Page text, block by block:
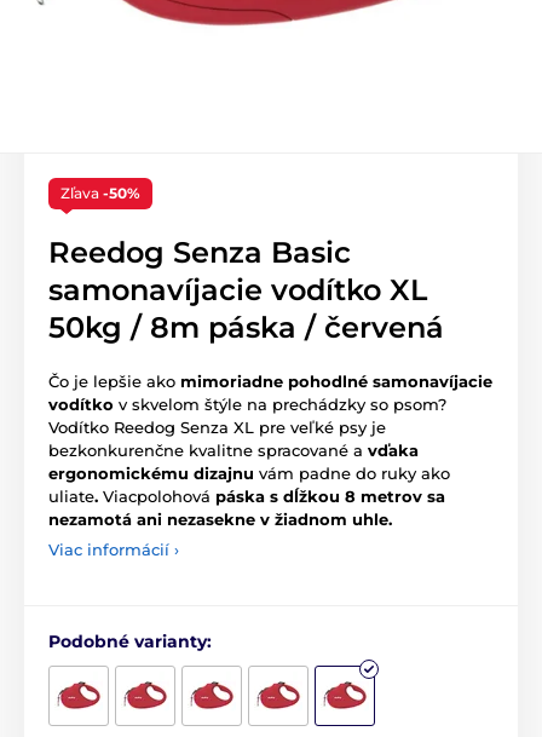
Zľava -50%
Reedog Senza Basic
samonavíjacie vodítko XL
50kg / 8m páska / červená
Čo je lepšie ako mimoriadne pohodlné samonavíjacie
vodítko v skvelom štýle na prechádzky so psom?
Vodítko Reedog Senza XL pre veľké psy je
bezkonkurenčne kvalitne spracované a vďaka
ergonomickému dizajnu vám padne do ruky ako
uliate. Viacpolohová páska s dĺžkou 8 metrov sa
nezamotá ani nezasekne v žiadnom uhle.
Viac informácií ›
Podobné varianty: